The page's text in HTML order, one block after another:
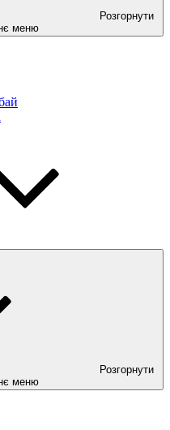
Розгорнути
меню
Розгорнути
меню